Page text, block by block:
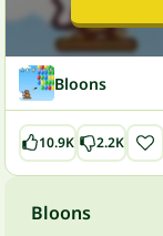
Bloons
10.9K 2.2K
Bloons